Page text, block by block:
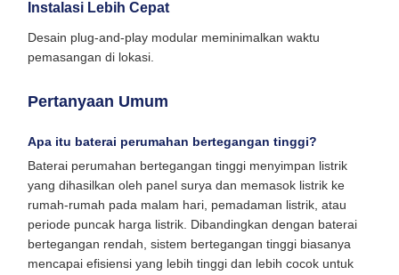
Instalasi Lebih Cepat
Desain plug-and-play modular meminimalkan waktu
pemasangan di lokasi.
Pertanyaan Umum
Apa itu baterai perumahan bertegangan tinggi?
Baterai perumahan bertegangan tinggi menyimpan listrik
yang dihasilkan oleh panel surya dan memasok listrik ke
rumah-rumah pada malam hari, pemadaman listrik, atau
periode puncak harga listrik. Dibandingkan dengan baterai
bertegangan rendah, sistem bertegangan tinggi biasanya
mencapai efisiensi yang lebih tinggi dan lebih cocok untuk